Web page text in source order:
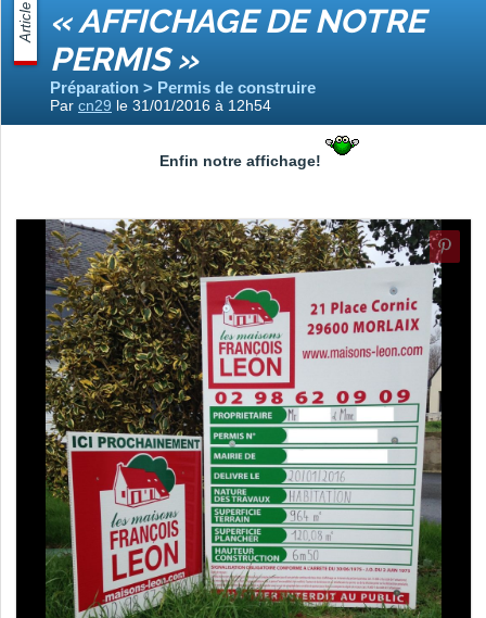
Article « AFFICHAGE DE NOTRE
PERMIS »
Préparation > Permis de construire
Par cn29 le 31/01/2016 à 12h54
Enfin notre affichage!